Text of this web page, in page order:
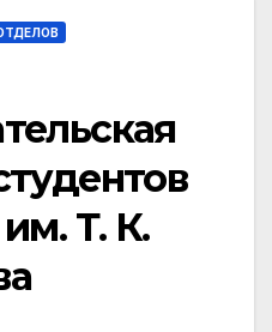
Т. К.